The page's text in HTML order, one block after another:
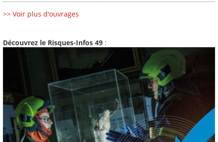
>> Voir plus d'ouvrages
Découvrez le Risques-Infos 49 :